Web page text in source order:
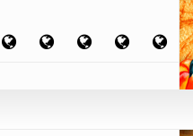
Chi
ArtigianiViaggi Filosofia